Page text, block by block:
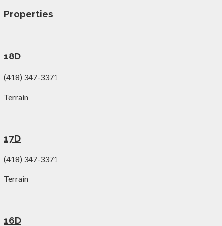
Properties
18D
(418) 347-3371
Terrain
17D
(418) 347-3371
Terrain
16D